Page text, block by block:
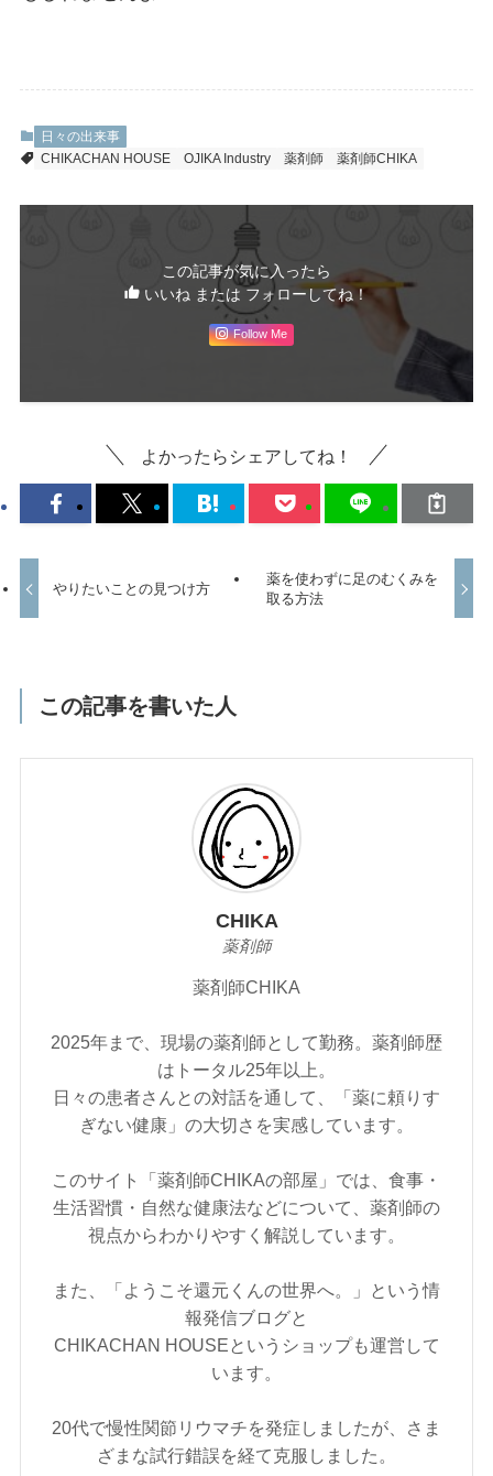
日々の出来事
CHIKACHAN HOUSE
OJIKA Industry 薬剤師 薬剤師CHIKA
この記事が気に入ったら
いいね または フォローしてね！
Follow Me
よかったらシェアしてね！
やりたいことの見つけ方
薬を使わずに足のむくみを
取る方法
この記事を書いた人
CHIKA
薬剤師
薬剤師CHIKA
2025年まで、現場の薬剤師として勤務。薬剤師歴
はトータル25年以上。
日々の患者さんとの対話を通して、「薬に頼りす
ぎない健康」の大切さを実感しています。
このサイト「薬剤師CHIKAの部屋」では、食事・
生活習慣・自然な健康法などについて、薬剤師の
視点からわかりやすく解説しています。
また、「ようこそ還元くんの世界へ。」という情
報発信ブログと
CHIKACHAN HOUSEというショップも運営して
います。
20代で慢性関節リウマチを発症しましたが、さま
ざまな試行錯誤を経て克服しました。